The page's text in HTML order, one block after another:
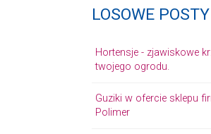
LOSOWE POSTY
Hortensje - zjawiskowe
twojego ogrodu.
Guziki w ofercie sklepu
Polimer